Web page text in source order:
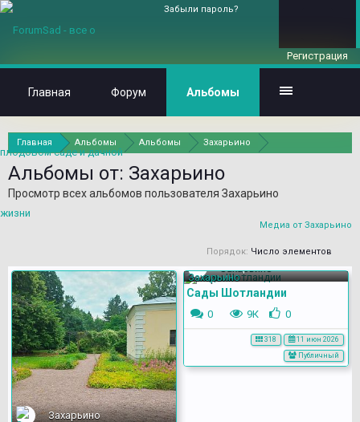
Главная Альбомы Альбомы Захарьино
Альбомы от: Захарьино
Просмотр всех альбомов пользователя Захарьино
Медиа от Захарьино
Порядок: Число элементов
Захарьино
Захарьино
Сады Шотландии
0 9К 0
318
11 июн 2026
Публичный
Забыли пароль?
Регистрация
Главная Форум Альбомы